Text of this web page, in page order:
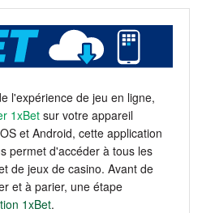
l'expérience de jeu en ligne,
1xBet sur votre appareil
et Android, cette application
permet d'accéder à tous les
de jeux de casino. Avant de
et à parier, une étape
1xBet.